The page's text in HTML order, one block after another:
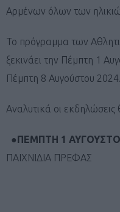
Αρμένων όλων των
Το πρόγραμμα των
ξεκινάει την Πέμπτη 1
Πέμπτη 8 Αυγούστου 2024.
Αναλυτικά οι
●ΠΕΜΠΤΗ 1
ΠΑΙΧΝΙΔΙΑ ΠΡΕΦΑΣ
Γ.